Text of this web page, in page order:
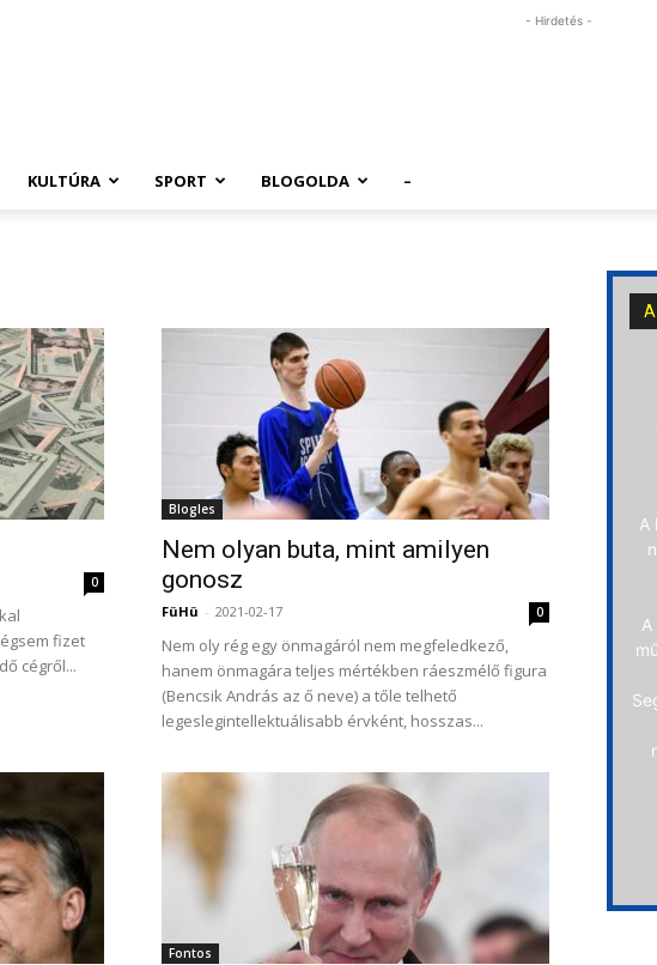
- Hirdetés -
KULTÚRA SPORT BLOGOLDA –
0
fizet
cégről...
Blogles
Nem olyan buta, mint amilyen
gonosz
FüHü - 2021-02-17 0
Nem oly rég egy önmagáról nem megfeledkező,
hanem önmagára teljes mértékben ráeszmélő figura
(Bencsik András az ő neve) a tőle telhető
legeslegintellektuálisabb érvként, hosszas...
Fontos
A
A